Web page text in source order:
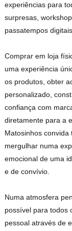
experiências para
surpresas,
passatempos
Comprar em loja
uma experiência
os produtos, obter
personalizado,
confiança com
diretamente para a
Matosinhos convida
mergulhar numa
emocional de uma
e de convívio.
Numa atmosfera
possível para todos
pessoal através de